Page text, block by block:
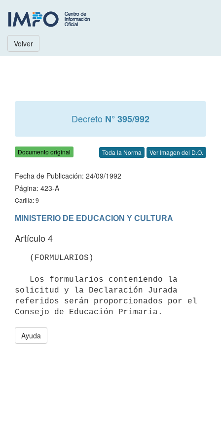
Volver
Decreto N° 395/992
Documento original Toda la Norma Ver Imagen del D.O.
Fecha de Publicación: 24/09/1992
Página: 423-A
Carilla: 9
MINISTERIO DE EDUCACION Y CULTURA
Artículo 4
solicitud y la Declaración Jurada
referidos serán proporcionados por el
Ayuda